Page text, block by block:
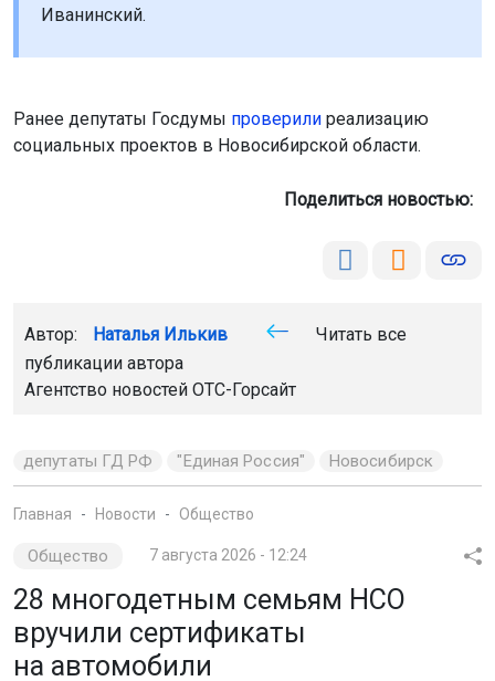
Иванинский.
Ранее депутаты Госдумы проверили реализацию
социальных проектов в Новосибирской области.
Поделиться новостью:
Автор: Наталья Илькив
Читать все
публикации автора
Агентство новостей ОТС-Горсайт
депутаты ГД РФ "Единая Россия" Новосибирск
Главная Новости Общество
Общество 7 августа 2026 - 12:24
28 многодетным семьям НСО
вручили сертификаты
на автомобили